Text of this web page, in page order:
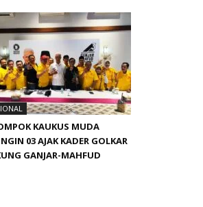
KAUKUS MUDA
03 AJAK KADER GOLKAR
GANJAR-MAHFUD